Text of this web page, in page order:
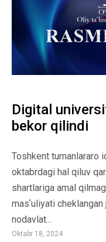
Digital
bekor qilindi
Toshkent tumanlararo
oktabrdagi hal qiluv
shartlariga amal
masʼuliyati
nodavlat...
Oktabr 18, 2024